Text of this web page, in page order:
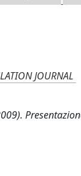
JOURNAL